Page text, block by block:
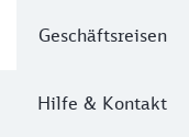
Geschäftsreisen
Hilfe & Kontakt